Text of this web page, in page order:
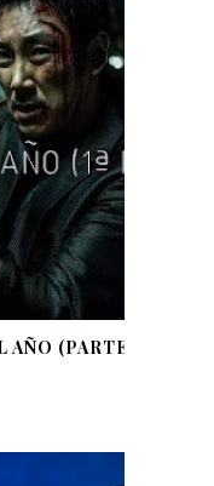
AÑO (PARTE